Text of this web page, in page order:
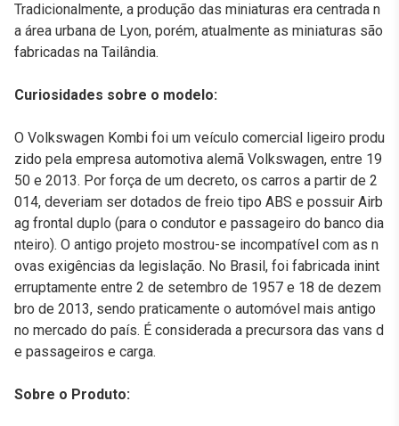
Tradicionalmente, a produção das miniaturas era centrada n
a área urbana de Lyon, porém, atualmente as miniaturas são
fabricadas na Tailândia.
Curiosidades sobre o modelo:
O Volkswagen Kombi foi um veículo comercial ligeiro produ
zido pela empresa automotiva alemã Volkswagen, entre 19
50 e 2013. Por força de um decreto, os carros a partir de 2
014, deveriam ser dotados de freio tipo ABS e possuir Airb
ag frontal duplo (para o condutor e passageiro do banco dia
nteiro). O antigo projeto mostrou-se incompatível com as n
ovas exigências da legislação. No Brasil, foi fabricada inint
erruptamente entre 2 de setembro de 1957 e 18 de dezem
bro de 2013, sendo praticamente o automóvel mais antigo
no mercado do país. É considerada a precursora das vans d
e passageiros e carga.
Sobre o Produto: